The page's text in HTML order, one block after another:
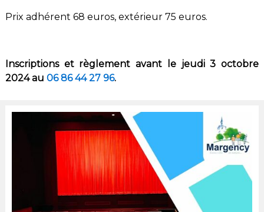
Prix adhérent 68 euros, extérieur 75 euros.
Inscriptions et règlement avant le jeudi 3 octobre
2024 au 06 86 44 27 96.